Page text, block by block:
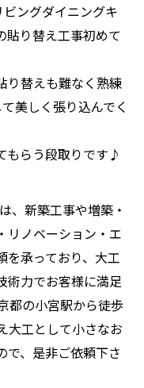
ングダイニングキ
貼り替え工事初めて
り替えも難なく熟練
美しく張り込んでく
もらう段取りです♪
、新築工事や増築・
リノベーション・エ
を承っており、大工
術力でお客様に満足
都の小宮駅から徒歩
大工として小さなお
で、是非ご依頼下さ